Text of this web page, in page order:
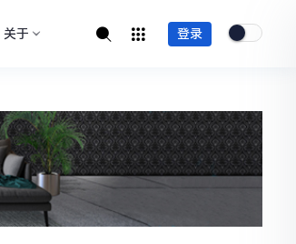
关于 登录